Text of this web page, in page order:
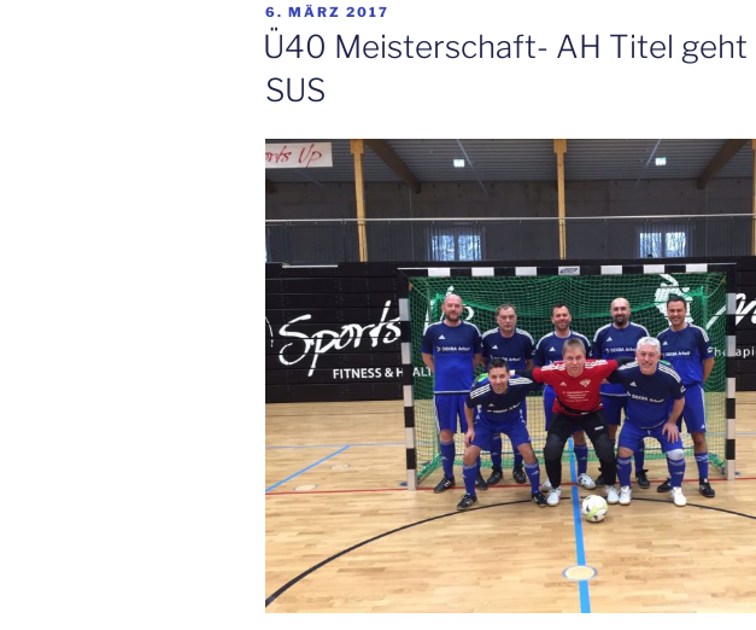
VERÖFFENTLICHT
AM
6. MÄRZ 2017
Ü40 Meisterschaft- AH Titel geht
SUS